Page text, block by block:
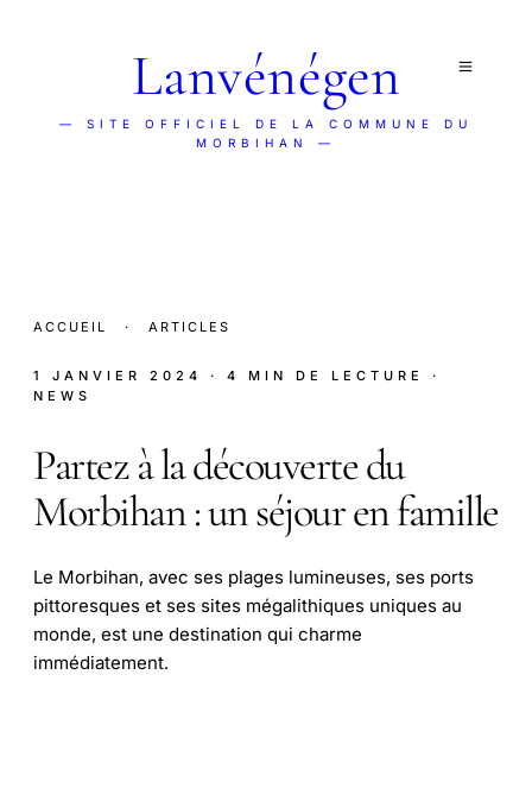
Lanvénégen
— SITE OFFICIEL DE LA COMMUNE DU
MORBIHAN —
ACCUEIL · ARTICLES
1 JANVIER 2024 · 4 MIN DE LECTURE
·
NEWS
Partez à la découverte du
Morbihan : un séjour en famille
Le Morbihan, avec ses plages lumineuses, ses ports
pittoresques et ses sites mégalithiques uniques au
monde, est une destination qui charme
immédiatement.